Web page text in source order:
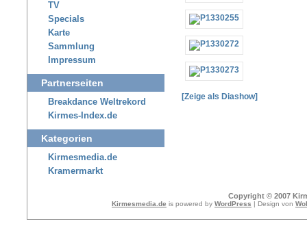
[Zeige als Diashow]
TV
Specials
Karte
Sammlung
Impressum
Partnerseiten
Breakdance Weltrekord
Kirmes-Index.de
Kategorien
Kirmesmedia.de
Kramermarkt
Copyright © 2007
Kirmesmedia.de is powered by WordPress | Design von